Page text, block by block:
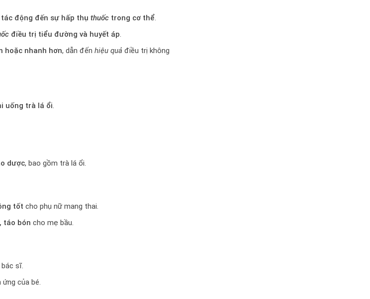
tác động đến sự hấp thụ thuốc trong cơ thể.
điều trị tiểu đường và huyết áp.
hoặc nhanh hơn, dẫn đến hiệu quả điều trị không
uống trà lá ổi.
dược, bao gồm trà lá ổi.
tốt cho phụ nữ mang thai.
táo bón cho mẹ bầu.
sĩ.
của bé.